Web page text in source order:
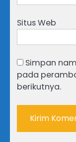
Situs Web
Simpan
pada
berikutnya.